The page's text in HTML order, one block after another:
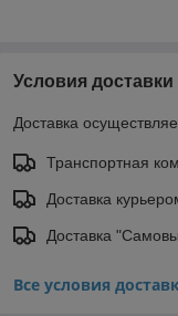
Условия доставки
Доставка
Транспортная
Доставка
Доставка
Все условия